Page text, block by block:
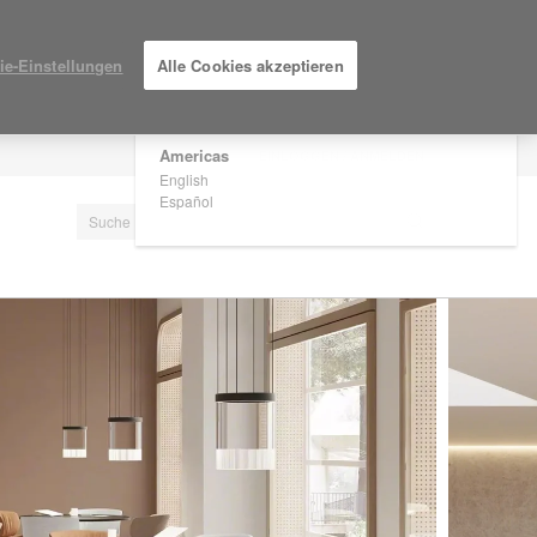
Are you in United States?
Americas
English
Español
Einstellungen Alle Cookies akzeptieren